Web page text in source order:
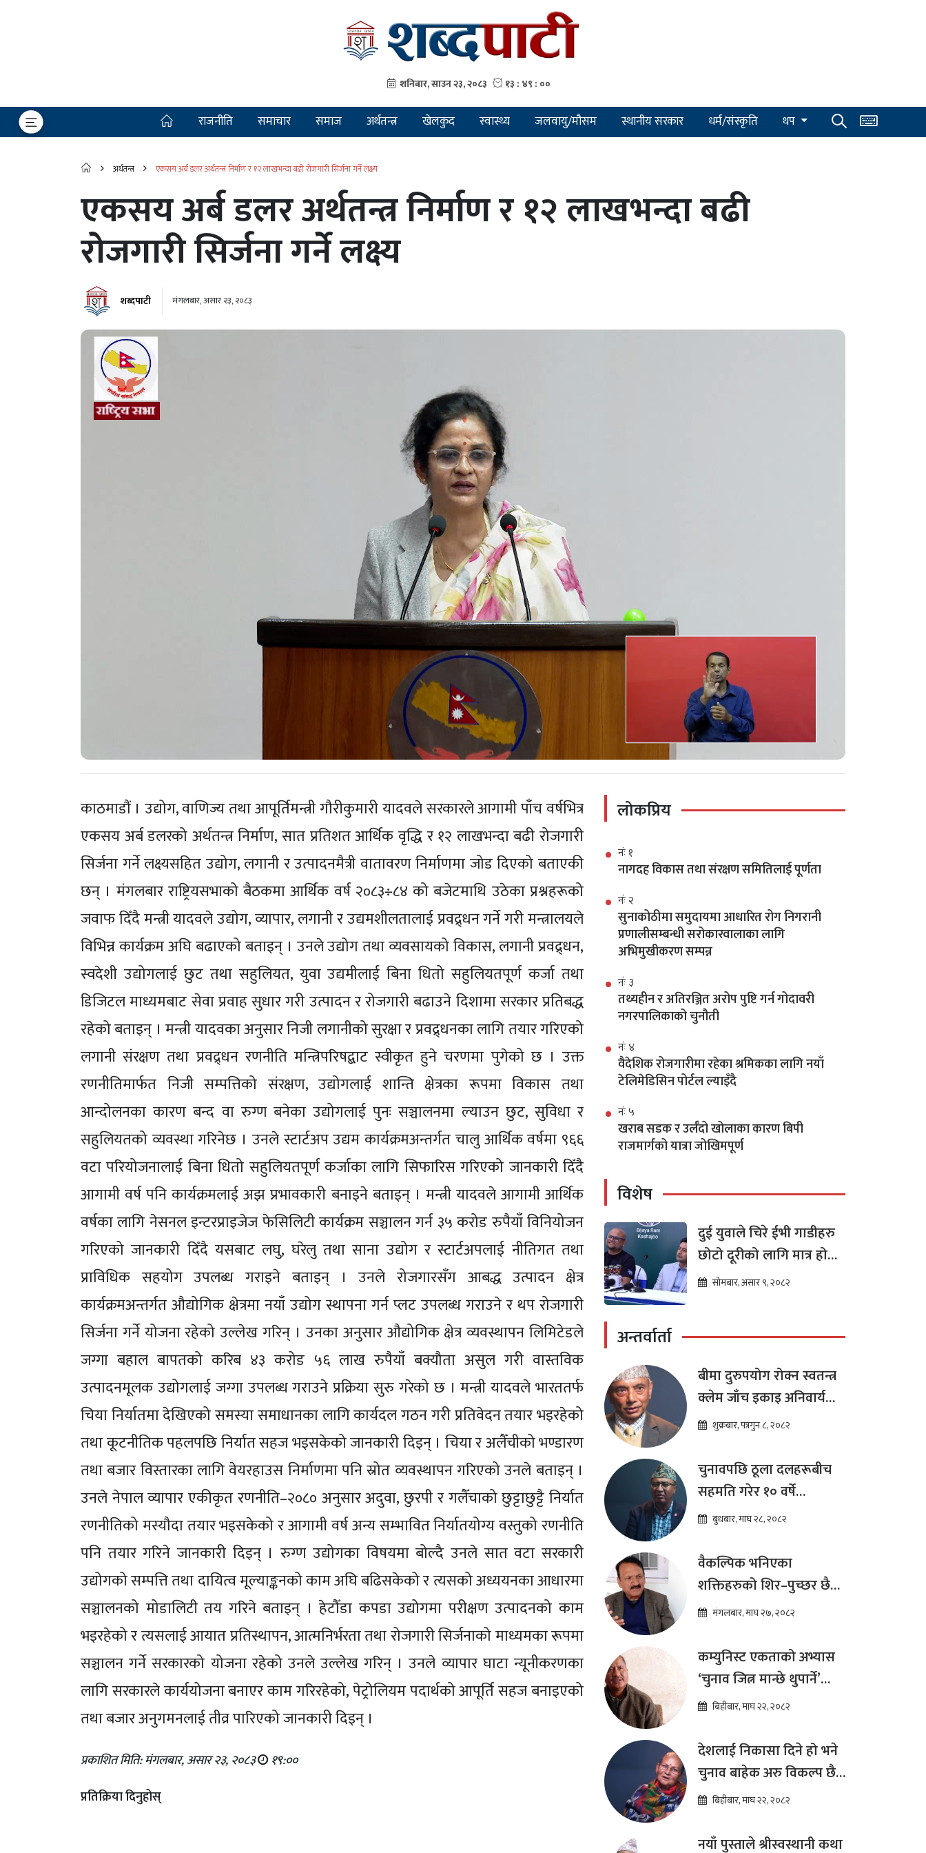
राजनीति समाचार समाज अर्थतन्त्र खेलकुद स्वास्थ्य जलवायु/मौसम स्थानीय सरकार धर्म/संस्कृति थप
अर्थतन्त्र एकसय अर्ब डलर अर्थतन्त्र निर्माण र १२ लाखभन्दा बढी रोजगारी सिर्जना गर्ने लक्ष्य
एकसय अर्ब डलर अर्थतन्त्र निर्माण र १२ लाखभन्दा बढी
रोजगारी सिर्जना गर्ने लक्ष्य
शब्दपाटी मंगलबार, असार २३, २०८३
काठमाडौं । उद्योग, वाणिज्य तथा आपूर्तिमन्त्री गौरीकुमारी यादवले सरकारले आगामी पाँच वर्षभित्र
एकसय अर्ब डलरको अर्थतन्त्र निर्माण, सात प्रतिशत आर्थिक वृद्धि र १२ लाखभन्दा बढी रोजगारी
सिर्जना गर्ने लक्ष्यसहित उद्योग, लगानी र उत्पादनमैत्री वातावरण निर्माणमा जोड दिएको बताएकी
छन् । मंगलबार राष्ट्रियसभाको बैठकमा आर्थिक वर्ष २०८३÷८४ को बजेटमाथि उठेका प्रश्नहरूको
जवाफ दिँदै मन्त्री यादवले उद्योग, व्यापार, लगानी र उद्यमशीलतालाई प्रवद्र्धन गर्ने गरी मन्त्रालयले
विभिन्न कार्यक्रम अघि बढाएको बताइन् । उनले उद्योग तथा व्यवसायको विकास, लगानी प्रवद्र्धन,
स्वदेशी उद्योगलाई छुट तथा सहुलियत, युवा उद्यमीलाई बिना धितो सहुलियतपूर्ण कर्जा तथा
डिजिटल माध्यमबाट सेवा प्रवाह सुधार गरी उत्पादन र रोजगारी बढाउने दिशामा सरकार प्रतिबद्ध
रहेको बताइन् । मन्त्री यादवका अनुसार निजी लगानीको सुरक्षा र प्रवद्र्धनका लागि तयार गरिएको
लगानी संरक्षण तथा प्रवद्र्धन रणनीति मन्त्रिपरिषद्बाट स्वीकृत हुने चरणमा पुगेको छ । उक्त
रणनीतिमार्फत निजी सम्पत्तिको संरक्षण, उद्योगलाई शान्ति क्षेत्रका रूपमा विकास तथा
आन्दोलनका कारण बन्द वा रुग्ण बनेका उद्योगलाई पुनः सञ्चालनमा ल्याउन छुट, सुविधा र
सहुलियतको व्यवस्था गरिनेछ । उनले स्टार्टअप उद्यम कार्यक्रमअन्तर्गत चालु आर्थिक वर्षमा ९६६
वटा परियोजनालाई बिना धितो सहुलियतपूर्ण कर्जाका लागि सिफारिस गरिएको जानकारी दिँदै
आगामी वर्ष पनि कार्यक्रमलाई अझ प्रभावकारी बनाइने बताइन् । मन्त्री यादवले आगामी आर्थिक
वर्षका लागि नेसनल इन्टरप्राइजेज फेसिलिटी कार्यक्रम सञ्चालन गर्न ३५ करोड रुपैयाँ विनियोजन
गरिएको जानकारी दिँदै यसबाट लघु, घरेलु तथा साना उद्योग र स्टार्टअपलाई नीतिगत तथा
प्राविधिक सहयोग उपलब्ध गराइने बताइन् । उनले रोजगारसँग आबद्ध उत्पादन क्षेत्र
कार्यक्रमअन्तर्गत औद्योगिक क्षेत्रमा नयाँ उद्योग स्थापना गर्न प्लट उपलब्ध गराउने र थप रोजगारी
सिर्जना गर्ने योजना रहेको उल्लेख गरिन् । उनका अनुसार औद्योगिक क्षेत्र व्यवस्थापन लिमिटेडले
जग्गा बहाल बापतको करिब ४३ करोड ५६ लाख रुपैयाँ बक्यौता असुल गरी वास्तविक
उत्पादनमूलक उद्योगलाई जग्गा उपलब्ध गराउने प्रक्रिया सुरु गरेको छ । मन्त्री यादवले भारततर्फ
चिया निर्यातमा देखिएको समस्या समाधानका लागि कार्यदल गठन गरी प्रतिवेदन तयार भइरहेको
तथा कूटनीतिक पहलपछि निर्यात सहज भइसकेको जानकारी दिइन् । चिया र अलैँचीको भण्डारण
तथा बजार विस्तारका लागि वेयरहाउस निर्माणमा पनि स्रोत व्यवस्थापन गरिएको उनले बताइन् ।
उनले नेपाल व्यापार एकीकृत रणनीति–२०८० अनुसार अदुवा, छुरपी र गलैँचाको छुट्टाछुट्टै निर्यात
रणनीतिको मस्यौदा तयार भइसकेको र आगामी वर्ष अन्य सम्भावित निर्यातयोग्य वस्तुको रणनीति
पनि तयार गरिने जानकारी दिइन् । रुग्ण उद्योगका विषयमा बोल्दै उनले सात वटा सरकारी
उद्योगको सम्पत्ति तथा दायित्व मूल्याङ्कनको काम अघि बढिसकेको र त्यसको अध्ययनका आधारमा
सञ्चालनको मोडालिटी तय गरिने बताइन् । हेटौँडा कपडा उद्योगमा परीक्षण उत्पादनको काम
भइरहेको र त्यसलाई आयात प्रतिस्थापन, आत्मनिर्भरता तथा रोजगारी सिर्जनाको माध्यमका रूपमा
सञ्चालन गर्ने सरकारको योजना रहेको उनले उल्लेख गरिन् । उनले व्यापार घाटा न्यूनीकरणका
लागि सरकारले कार्ययोजना बनाएर काम गरिरहेको, पेट्रोलियम पदार्थको आपूर्ति सहज बनाइएको
तथा बजार अनुगमनलाई तीव्र पारिएको जानकारी दिइन् ।
प्रकाशित मिति: मंगलबार, असार २३, २०८३ १९:००
प्रतिक्रिया दिनुहोस्
लोकप्रिय
नंः १
नागदह विकास तथा संरक्षण समितिलाई पूर्णता
नंः २
सुनाकोठीमा समुदायमा आधारित रोग निगरानी
प्रणालीसम्बन्धी सरोकारवालाका लागि
अभिमुखीकरण सम्पन्न
नंः ३
तथ्यहीन र अतिरञ्जित अरोप पुष्टि गर्न गोदावरी
नगरपालिकाको चुनौती
नंः ४
वैदेशिक रोजगारीमा रहेका श्रमिकका लागि नयाँ
टेलिमेडिसिन पोर्टल ल्याइँदै
नंः ५
खराब सडक र उर्लँदो खोलाका कारण बिपी
राजमार्गको यात्रा जोखिमपूर्ण
विशेष
दुई युवाले चिरे ईभी गाडीहरु
छोटो दूरीको लागि मात्र हो
भन्ने मान्यता
सोमबार, असार ९, २०८२
अन्तर्वार्ता
बीमा दुरुपयोग रोक्न स्वतन्त्र
क्लेम जाँच इकाइ अनिवार्य
:डा. शम्भुप्रसाद आचार्य
शुक्रबार, फागुन ८, २०८२
चुनावपछि ठूला दलहरूबीच
सहमति गरेर १० वर्षे
दीर्घकालीन आर्थिक सुधार
ढकाल
बुधबार, माघ २८, २०८२
वैकल्पिक भनिएका
शक्तिहरुको शिर–पुच्छर छैन,
प्रतिस्पर्धा पूरानै दलसँग हुन्छ :
मंगलबार, माघ २७, २०८२
कम्युनिस्ट एकताको अभ्यास
‘चुनाव जित्न मान्छे थुपार्ने’
माध्यम मात्र हो : विप्लव
बिहीबार, माघ २२, २०८२
देशलाई निकासा दिने हो भने
चुनाव बाहेक अरु विकल्प छैन
: अष्टलक्ष्मी शाक्य
बिहीबार, माघ २२, २०८२
नयाँ पुस्ताले श्रीस्वस्थानी कथा